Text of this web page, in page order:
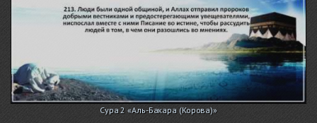
Сура 2 «Аль-Бакара (Корова)»